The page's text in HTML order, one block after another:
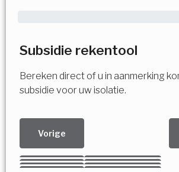
Subsidie rekentool
Bereken direct of u in aanmerking
subsidie voor uw isolatie.
Vorige
Kies uw